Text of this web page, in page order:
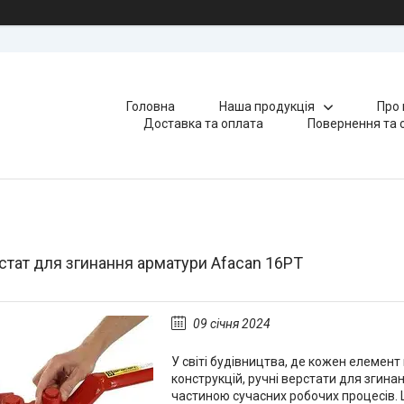
Головна Наша продукція
Про
Доставка та оплата
Повернення та
для згинання арматури Afacan 16РТ
09 січня 2024
У світі будівництва, де кожен елемент
конструкцій, ручні верстати для
частиною сучасних робочих